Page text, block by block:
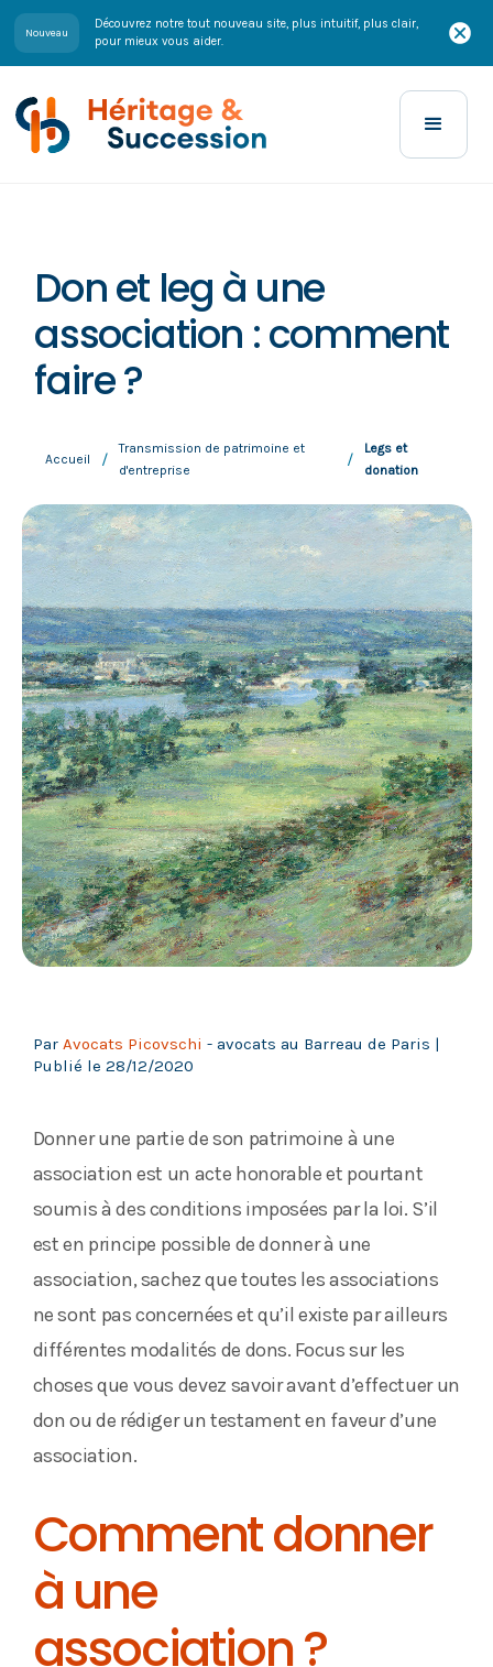
Nouveau
Découvrez notre tout nouveau site, plus intuitif, plus clair,
pour mieux vous aider.
Don et leg à une
association : comment
faire ?
Accueil /
Transmission de patrimoine et
d'entreprise
/
Legs et
donation
Par Avocats Picovschi - avocats au Barreau de Paris |
Publié le 28/12/2020
Donner une partie de son patrimoine à une
association est un acte honorable et pourtant
soumis à des conditions imposées par la loi. S’il
est en principe possible de donner à une
association, sachez que toutes les associations
ne sont pas concernées et qu’il existe par ailleurs
différentes modalités de dons. Focus sur les
choses que vous devez savoir avant d’effectuer un
don ou de rédiger un testament en faveur d’une
association.
Comment donner
à une
association ?